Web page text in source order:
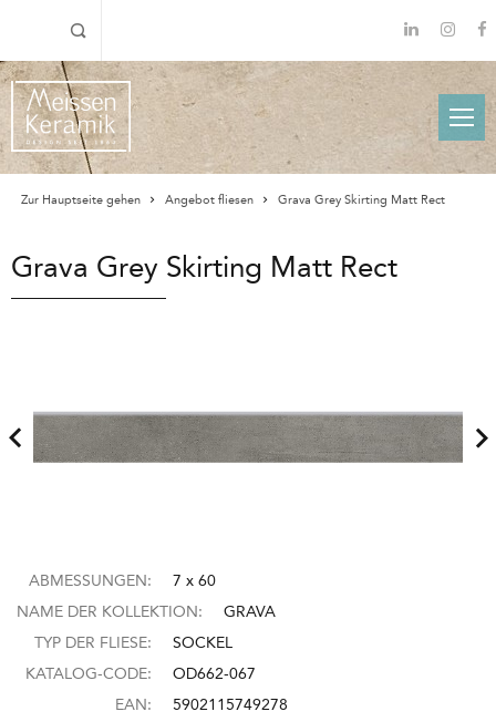
Zur Hauptseite gehen Angebot fliesen Grava Grey Skirting Matt Rect
Grava Grey Skirting Matt Rect
ABMESSUNGEN:
7 x 60
NAME DER KOLLEKTION:
GRAVA
TYP DER FLIESE:
SOCKEL
KATALOG-CODE:
OD662-067
EAN:
5902115749278